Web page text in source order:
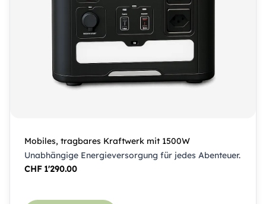
Mobiles, tragbares Kraftwerk mit 1500W
Unabhängige Energieversorgung für jedes Abenteuer.
CHF1'290.00